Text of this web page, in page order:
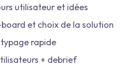
utilisateur et idées
et choix de la solution
rapide
+ debrief